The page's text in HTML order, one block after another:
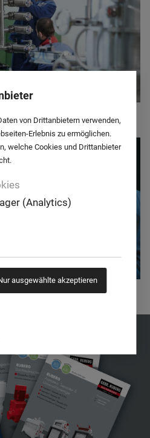
von Drittanbietern verwenden,
Erlebnis zu ermöglichen.
welche Cookies und Drittanbieter
(Analytics)
ausgewählte akzeptieren